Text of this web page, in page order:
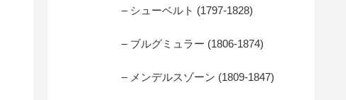
– シューベルト (1797-1828)
– ブルグミュラー (1806-1874)
– メンデルスゾーン (1809-1847)